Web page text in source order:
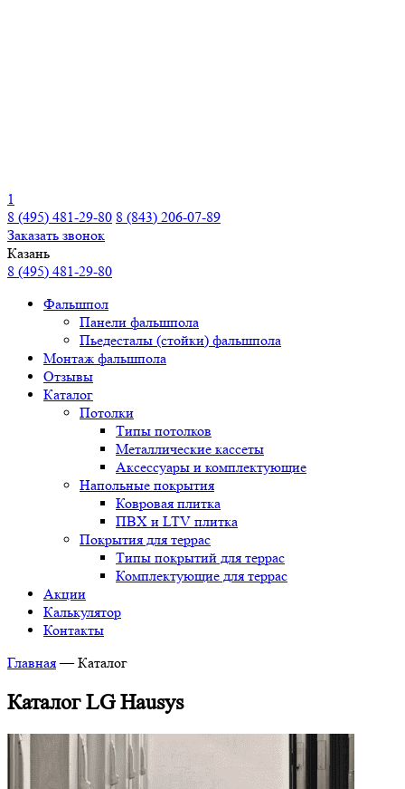
1
8 (495) 481-29-80 8 (843) 206-07-89
Заказать звонок
Казань
8 (495) 481-29-80
Фальшпол
Панели фальшпола
Пьедесталы (стойки) фальшпола
Монтаж фальшпола
Отзывы
Каталог
Потолки
Типы потолков
Металлические кассеты
Аксессуары и комплектующие
Напольные покрытия
Ковровая плитка
ПВХ и LTV плитка
Покрытия для террас
Типы покрытий для террас
Комплектующие для террас
Акции
Калькулятор
Контакты
Главная — Каталог
Каталог LG Hausys